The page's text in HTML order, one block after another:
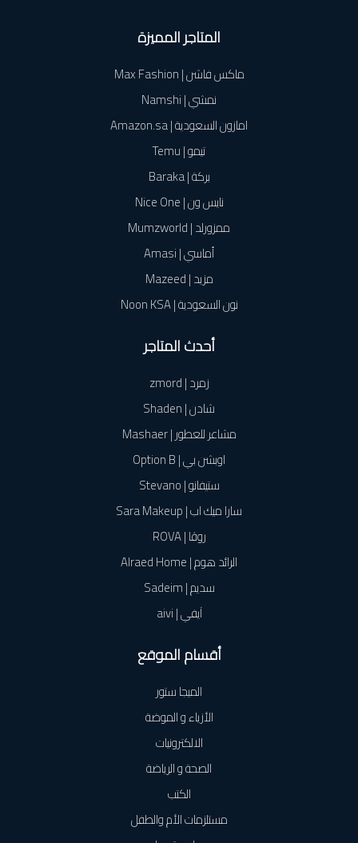
المتاجر المميزة
ماكس فاشن | Max Fashion
نمشي | Namshi
امازون السعودية | Amazon.sa
تيمو | Temu
بركة | Baraka
نايس ون | Nice One
ممزورلد | Mumzworld
أماسي | Amasi
مزيد | Mazeed
نون السعودية | Noon KSA
أحدث المتاجر
زمرد | zmord
شادن | Shaden
مشاعر للعطور | Mashaer
اوبشن بي | Option B
ستيفانو | Stevano
سارا ميك اب | Sara Makeup
روڤا | ROVA
الرائد هوم | Alraed Home
سديم | Sadeim
آيفي | aivi
أقسام الموقع
الميجا ستور
الأزياء و الموضة
الالكترونيات
الصحة و الرياضة
الكتب
مستلزمات الأم والطفل